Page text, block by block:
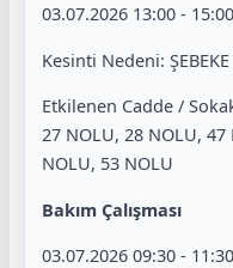
03.07.2026 13:00 - 15:00
Kesinti Nedeni:
Etkilenen Cadde /
27 NOLU, 28 NOLU,
NOLU, 53 NOLU
Bakım Çalışması
03.07.2026 09:30 - 11:30